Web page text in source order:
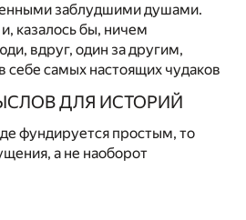
заблудшими душами.
казалось бы, ничем
вдруг, один за другим,
себе самых настоящих чудаков
ДЛЯ ИСТОРИЙ
фундируется простым, то
а не наоборот